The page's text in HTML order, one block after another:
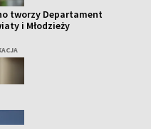
tworzy Departament
i Młodzieży